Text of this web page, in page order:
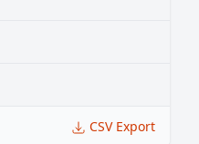
CSV Export